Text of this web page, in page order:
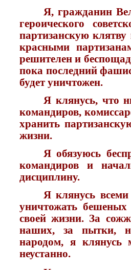
Я, гражданин
героического
партизанскую
красными
решителен и
пока последний
будет уничтожен.
Я клянусь, что
командиров,
хранить
жизни.
Я обязуюсь
командиров и
дисциплину.
Я клянусь
уничтожать
своей жизни. За
наших, за пытки,
народом, я клянусь
неустанно.